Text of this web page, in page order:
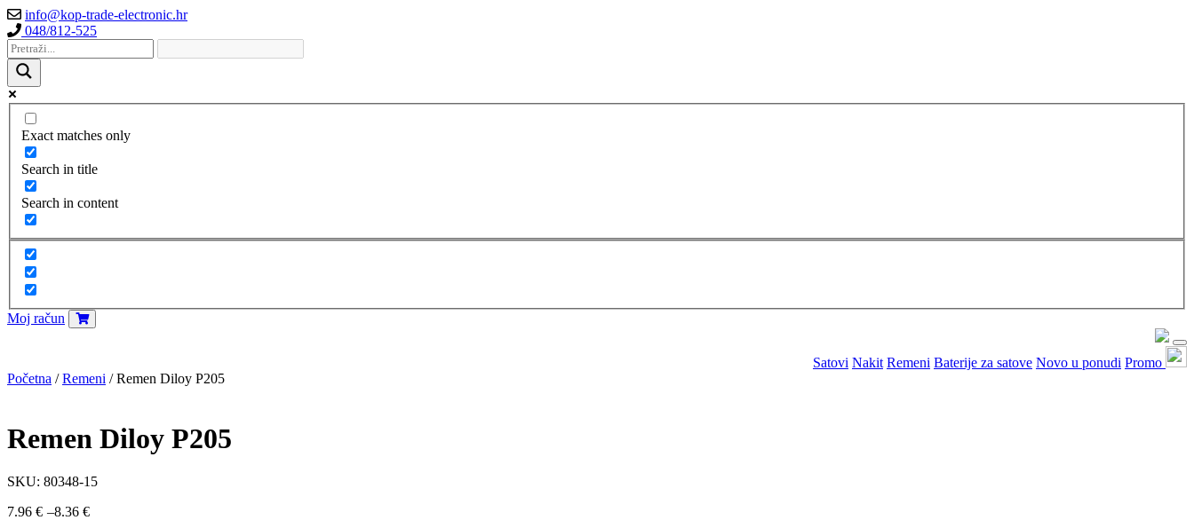
info@kop-trade-electronic.hr
048/812-525
Exact matches only
Search in title
Search in content
Moj račun
Satovi Nakit Remeni Baterije za satove Novo u ponudi Promo
Početna /Remeni / Remen Diloy P205
Remen Diloy P205
SKU: 80348-15
7.96 € –8.36 €
Raspon